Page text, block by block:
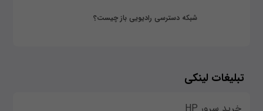
شبکه دسترسی رادیویی باز چیست؟
تبلیغات لینکی